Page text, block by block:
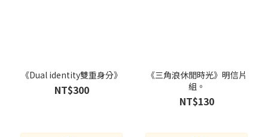
《Dual identity雙重身分》
NT$300
《三角浪休閒時光》明信片
組。
NT$130